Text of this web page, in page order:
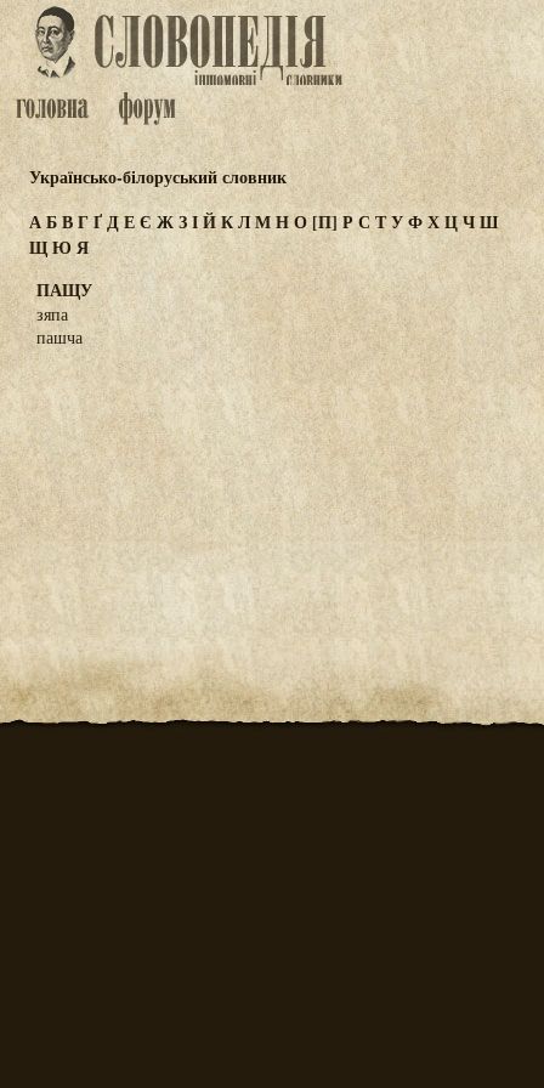
Українсько-білоруський словник
АБВГҐДЕЄ ЖЗІЙКЛМНО[П] Р С ТУФХЦЧШ
ЩЮ Я
ПАЩУ
зяпа
пашча